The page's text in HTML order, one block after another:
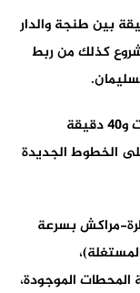
بين طنجة والدار
كذلك من ربط
كما يرتقب أيضا تأمين خدمة للخط فائق السرعة بين فاس ومراكش في حيز زمني يقدر بثلاث ساعات و40 دقيقة
الخطوط الجديدة
مراكش بسرعة
الموجودة،